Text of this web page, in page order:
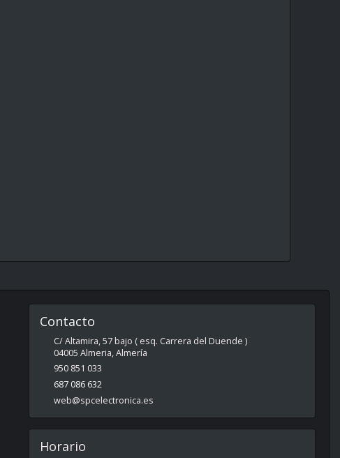
Contacto
C/ Altamira, 57 bajo ( esq. Carrera del Duende )
04005 Almeria,Almería
950 851 033
687 086 632
web@spcelectronica.es
Horario